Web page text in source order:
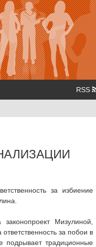
RSS
за избиение
Мизулиной,
за побои в
подрывает традиционные